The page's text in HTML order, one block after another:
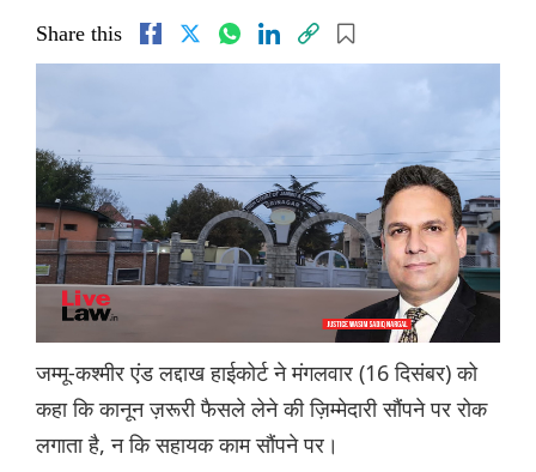
Share this
जम्मू-कश्मीर एंड लद्दाख हाईकोर्ट ने मंगलवार (16 दिसंबर) को
कहा कि कानून ज़रूरी फैसले लेने की ज़िम्मेदारी सौंपने पर रोक
लगाता है, न कि सहायक काम सौंपने पर।